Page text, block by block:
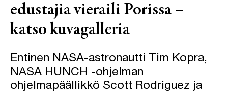
edustajia vieraili Porissa –
katso kuvagalleria
Entinen NASA-astronautti Tim Kopra,
NASA HUNCH -ohjelman
ohjelmapäällikkö Scott Rodriguez ja